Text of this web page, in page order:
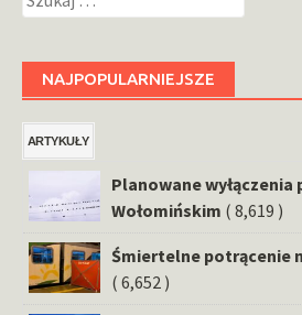
NAJPOPULARNIEJSZE
ARTYKUŁY
Planowane wyłączenia
Wołomińskim ( 8,619 )
Śmiertelne potrącenie
( 6,652 )